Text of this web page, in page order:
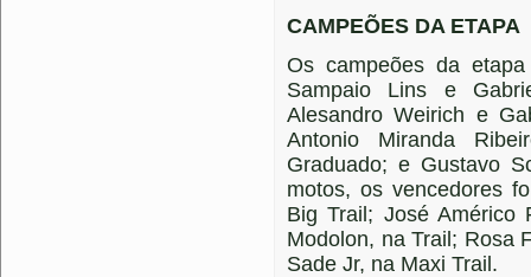
CAMPEÕES DA ETAPA
Os campeões da
Sampaio Lins e
Alesandro Weirich e
Antonio Miranda
Graduado; e Gustavo
motos, os vencedores
Big Trail; José Américo
Modolon, na Trail; Rosa
Sade Jr, na Maxi Trail.